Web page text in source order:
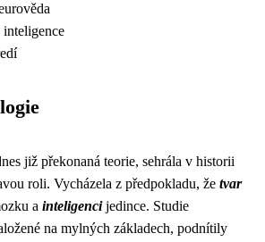
inteligence
již překonaná teorie, sehrála v historii
roli. Vycházela z předpokladu, že tvar
a inteligencijedince. Studie
na mylných základech, podnítily